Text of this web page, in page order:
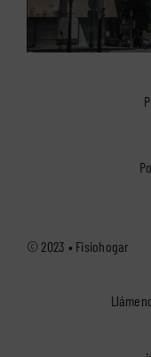
© 2023 • Fisiohogar